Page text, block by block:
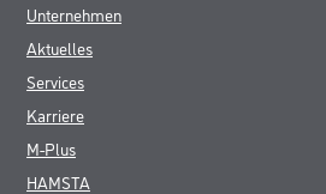
Unternehmen
Aktuelles
Services
Karriere
M-Plus
HAMSTA